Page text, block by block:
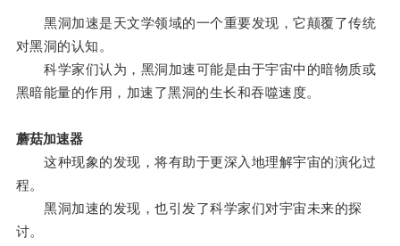
黑洞加速是天文学领域的一个重要发现，它颠覆了传统
对黑洞的认知。
科学家们认为，黑洞加速可能是由于宇宙中的暗物质或
黑暗能量的作用，加速了黑洞的生长和吞噬速度。
蘑菇加速器
这种现象的发现，将有助于更深入地理解宇宙的演化过
程。
黑洞加速的发现，也引发了科学家们对宇宙未来的探
讨。